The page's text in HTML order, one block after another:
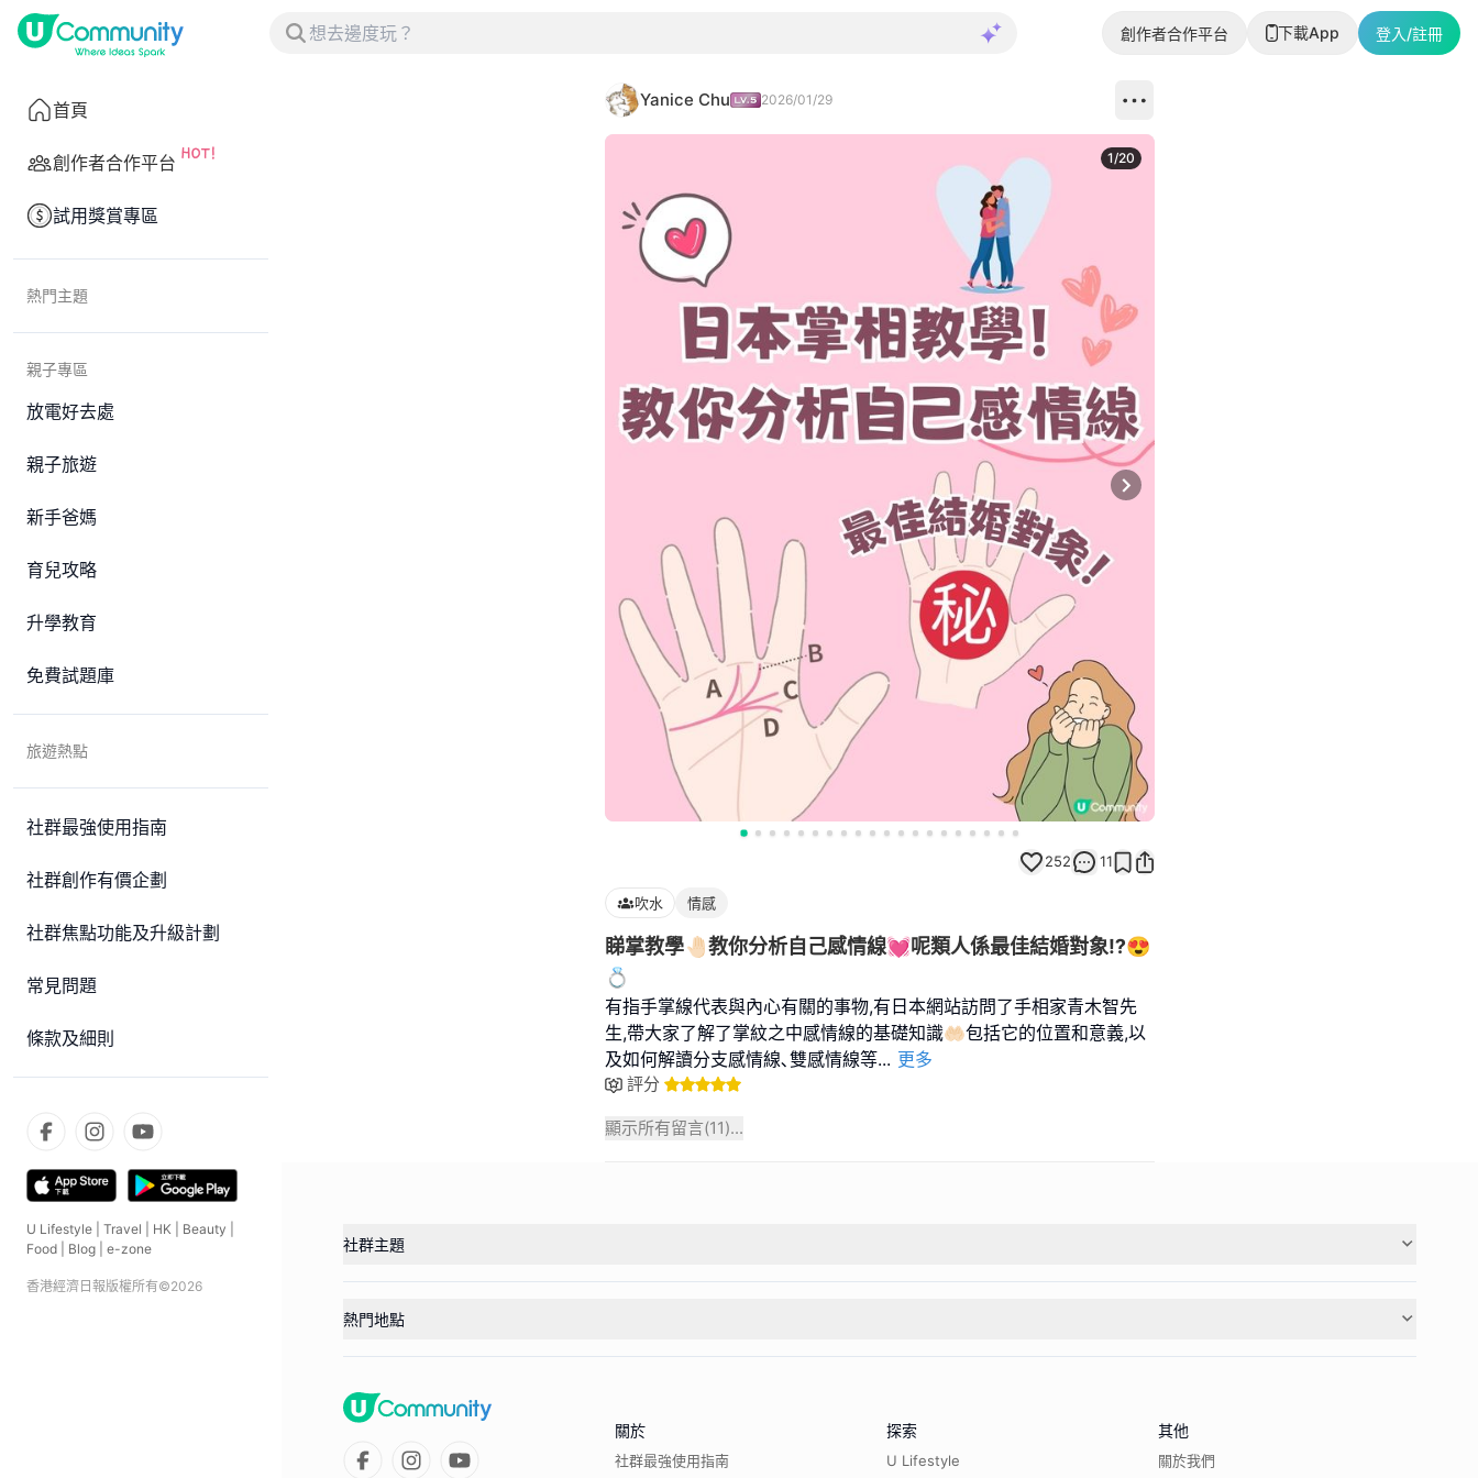
創作者合作平台 下載App 登入/註冊
首頁
創作者合作平台
試用獎賞專區
熱門主題
親子專區
放電好去處
親子旅遊
新手爸媽
育兒攻略
升學教育
免費試題庫
旅遊熱點
社群最強使用指南
社群創作有價企劃
社群焦點功能及升級計劃
常見問題
條款及細則
U Lifestyle Travel HK Beauty
Food
Blog e-zone
香港經濟日報版權所有©2026
Yanice Chu 2026/01/29
Next slide
1/20
252 11
吹水 情感
睇掌教學🤚🏻教你分析自己感情線💓呢類人係最佳結婚對象⁉️😍
💍
有指手掌線代表與內心有關的事物,有日本網站訪問了手相家青木智先
生,帶大家了解了掌紋之中感情線的基礎知識🤲🏻包括它的位置和意義,以
及如何解讀分支感情線､雙感情線等... 更多
評分
顯示所有留言(11)...
社群主題
熱門地點
關於
社群最強使用指南
探索
U Lifestyle
其他
關於我們